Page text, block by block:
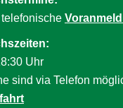
Uhr
sind via Telefon